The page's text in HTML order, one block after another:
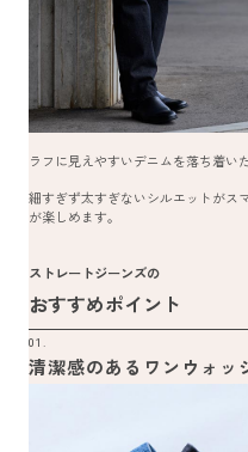
ラフに見えやすいデニムを落ち着い
細すぎず太すぎないシルエットがス
が楽しめます。
ストレートジーンズの
おすすめポイント
01.
清潔感のあるワンウォッ